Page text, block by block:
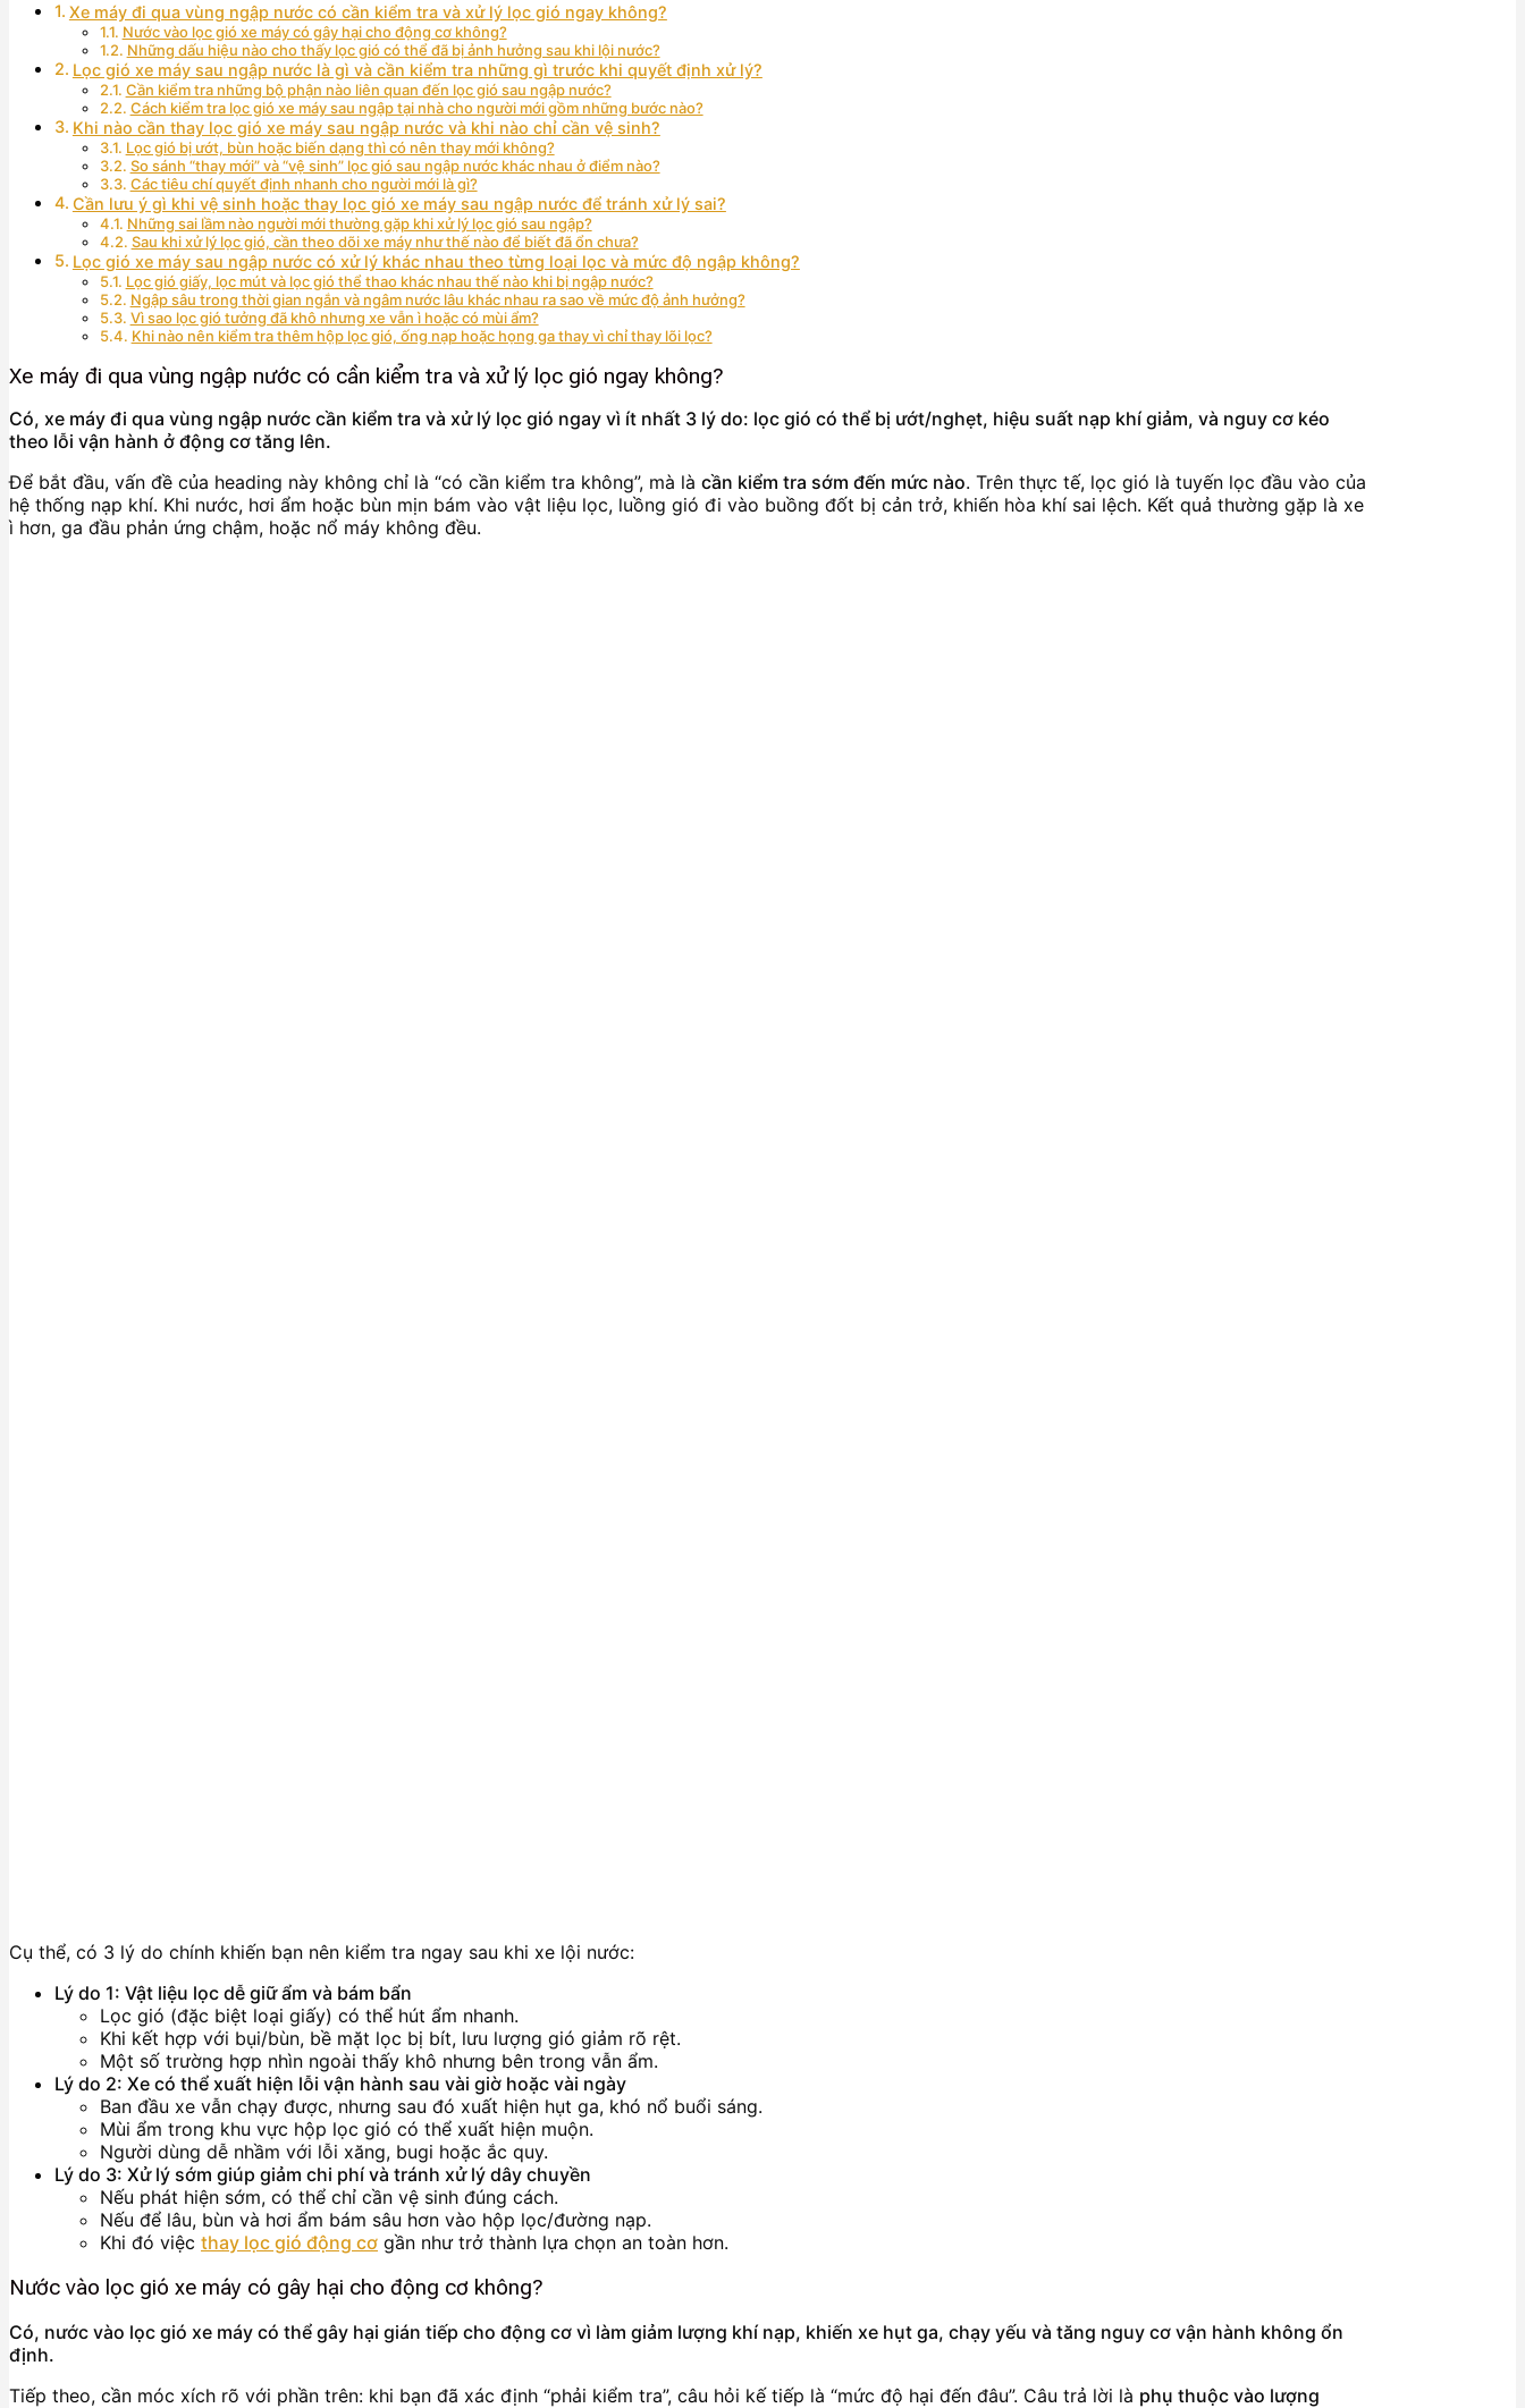
Xe máy đi qua vùng ngập nước có cần kiểm tra và xử lý lọc gió ngay không?
Nước vào lọc gió xe máy có gây hại cho động cơ không?
Những dấu hiệu nào cho thấy lọc gió có thể đã bị ảnh hưởng sau khi lội nước?
Lọc gió xe máy sau ngập nước là gì và cần kiểm tra những gì trước khi quyết định xử lý?
Cần kiểm tra những bộ phận nào liên quan đến lọc gió sau ngập nước?
Cách kiểm tra lọc gió xe máy sau ngập tại nhà cho người mới gồm những bước nào?
Khi nào cần thay lọc gió xe máy sau ngập nước và khi nào chỉ cần vệ sinh?
Lọc gió bị ướt, bùn hoặc biến dạng thì có nên thay mới không?
So sánh “thay mới” và “vệ sinh” lọc gió sau ngập nước khác nhau ở điểm nào?
Các tiêu chí quyết định nhanh cho người mới là gì?
Cần lưu ý gì khi vệ sinh hoặc thay lọc gió xe máy sau ngập nước để tránh xử lý sai?
Những sai lầm nào người mới thường gặp khi xử lý lọc gió sau ngập?
Sau khi xử lý lọc gió, cần theo dõi xe máy như thế nào để biết đã ổn chưa?
Lọc gió xe máy sau ngập nước có xử lý khác nhau theo từng loại lọc và mức độ ngập không?
Lọc gió giấy, lọc mút và lọc gió thể thao khác nhau thế nào khi bị ngập nước?
Ngập sâu trong thời gian ngắn và ngâm nước lâu khác nhau ra sao về mức độ ảnh hưởng?
Vì sao lọc gió tưởng đã khô nhưng xe vẫn ì hoặc có mùi ẩm?
Khi nào nên kiểm tra thêm hộp lọc gió, ống nạp hoặc họng ga thay vì chỉ thay lõi lọc?
Xe máy đi qua vùng ngập nước có cần kiểm tra và xử lý lọc gió ngay không?
Có, xe máy đi qua vùng ngập nước cần kiểm tra và xử lý lọc gió ngay vì ít nhất 3 lý do: lọc gió có thể bị ướt/nghẹt, hiệu suất nạp khí giảm, và nguy cơ kéo
theo lỗi vận hành ở động cơ tăng lên.
Để bắt đầu, vấn đề của heading này không chỉ là “có cần kiểm tra không”, mà là cần kiểm tra sớm đến mức nào. Trên thực tế, lọc gió là tuyến lọc đầu vào của
hệ thống nạp khí. Khi nước, hơi ẩm hoặc bùn mịn bám vào vật liệu lọc, luồng gió đi vào buồng đốt bị cản trở, khiến hòa khí sai lệch. Kết quả thường gặp là xe
ì hơn, ga đầu phản ứng chậm, hoặc nổ máy không đều.
Cụ thể, có 3 lý do chính khiến bạn nên kiểm tra ngay sau khi xe lội nước:
Lý do 1: Vật liệu lọc dễ giữ ẩm và bám bẩn
Lọc gió (đặc biệt loại giấy) có thể hút ẩm nhanh.
Khi kết hợp với bụi/bùn, bề mặt lọc bị bít, lưu lượng gió giảm rõ rệt.
Một số trường hợp nhìn ngoài thấy khô nhưng bên trong vẫn ẩm.
Lý do 2: Xe có thể xuất hiện lỗi vận hành sau vài giờ hoặc vài ngày
Ban đầu xe vẫn chạy được, nhưng sau đó xuất hiện hụt ga, khó nổ buổi sáng.
Mùi ẩm trong khu vực hộp lọc gió có thể xuất hiện muộn.
Người dùng dễ nhầm với lỗi xăng, bugi hoặc ắc quy.
Lý do 3: Xử lý sớm giúp giảm chi phí và tránh xử lý dây chuyền
Nếu phát hiện sớm, có thể chỉ cần vệ sinh đúng cách.
Nếu để lâu, bùn và hơi ẩm bám sâu hơn vào hộp lọc/đường nạp.
Khi đó việc thay lọc gió động cơ gần như trở thành lựa chọn an toàn hơn.
Nước vào lọc gió xe máy có gây hại cho động cơ không?
Có, nước vào lọc gió xe máy có thể gây hại gián tiếp cho động cơ vì làm giảm lượng khí nạp, khiến xe hụt ga, chạy yếu và tăng nguy cơ vận hành không ổn
định.
Tiếp theo, cần móc xích rõ với phần trên: khi bạn đã xác định “phải kiểm tra”, câu hỏi kế tiếp là “mức độ hại đến đâu”. Câu trả lời là phụ thuộc vào lượng